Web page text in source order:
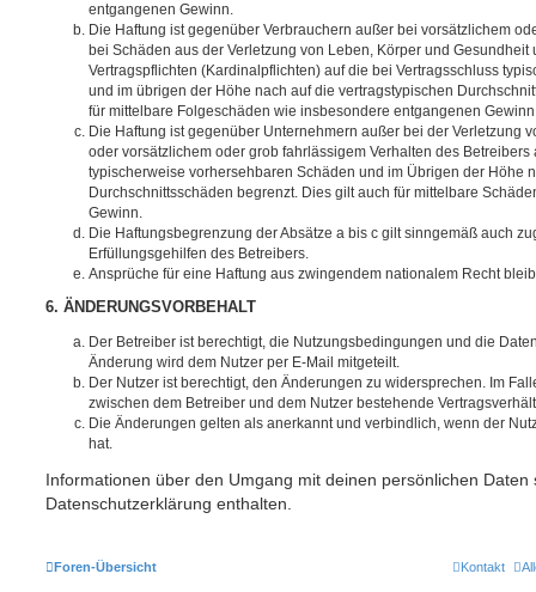
entgangenen Gewinn.
Die Haftung ist gegenüber Verbrauchern außer bei vorsätzlichem
bei Schäden aus der Verletzung von Leben, Körper und
Vertragspflichten (Kardinalpflichten) auf die bei Vertragsschluss
und im übrigen der Höhe nach auf die vertragstypischen
für mittelbare Folgeschäden wie insbesondere entgangenen
Die Haftung ist gegenüber Unternehmern außer bei der Verletzung
oder vorsätzlichem oder grob fahrlässigem Verhalten des Betreibers
typischerweise vorhersehbaren Schäden und im Übrigen der Höhe
Durchschnittsschäden begrenzt. Dies gilt auch für mittelbare
Gewinn.
Die Haftungsbegrenzung der Absätze a bis c gilt sinngemäß auch
Erfüllungsgehilfen des Betreibers.
Ansprüche für eine Haftung aus zwingendem nationalem Recht
6. ÄNDERUNGSVORBEHALT
Der Betreiber ist berechtigt, die Nutzungsbedingungen und die
Änderung wird dem Nutzer per E-Mail mitgeteilt.
Der Nutzer ist berechtigt, den Änderungen zu widersprechen. Im
zwischen dem Betreiber und dem Nutzer bestehende
Die Änderungen gelten als anerkannt und verbindlich, wenn der
hat.
Informationen über den Umgang mit deinen persönlichen Daten
Datenschutzerklärung enthalten.
Foren-Übersicht Kontakt